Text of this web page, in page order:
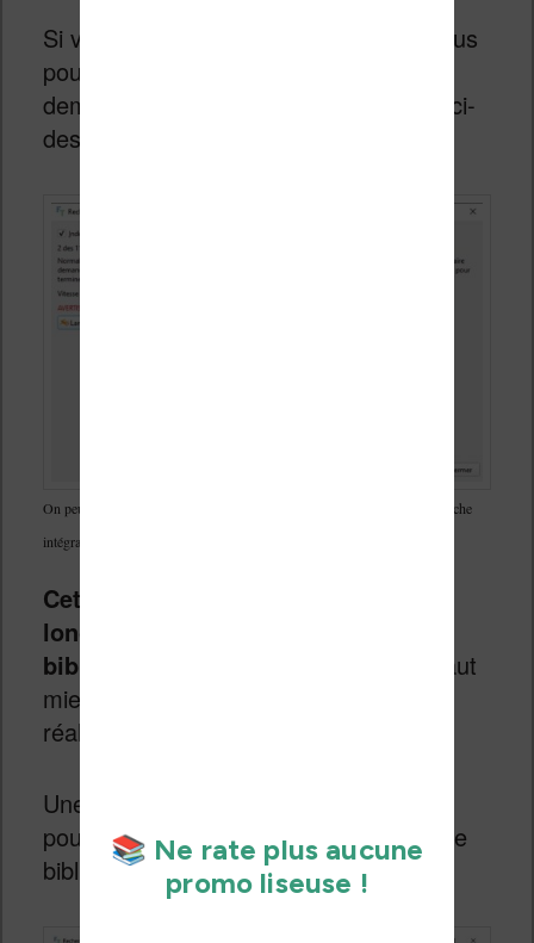
Si vous en avez besoin rapidement, vous
pouvez
demandant une indexation (voir écran ci-
dessous) :
On peut demander d’indexer le contenu des ebooks pour activer la recherche
intégrale « full text »
Cette opération peut durer très
longtemps si vous avez une
bibliothèque bien remplie
. Aussi, il faut
mieux laisser ouvert Calibre pour qu’il
réalise tout seul cette indexation.
Une fois l’indexation terminée, vous
pourrez faire des recherches dans votre
bibliothèque :